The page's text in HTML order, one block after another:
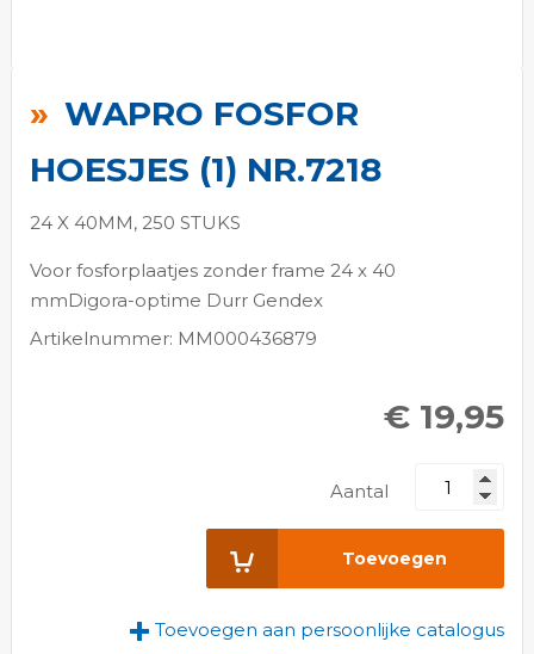
WAPRO FOSFOR
HOESJES (1) NR.7218
24 X 40MM, 250 STUKS
Voor fosforplaatjes zonder frame 24 x 40
mmDigora-optime Durr Gendex
Artikelnummer: MM000436879
€ 19,95
Aantal
Toevoegen
Toevoegen aan persoonlijke catalogus
het
begin
van
de
gallerij